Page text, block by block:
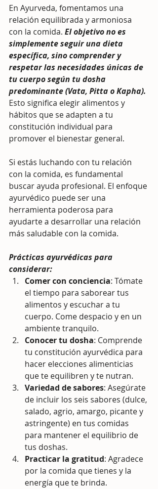
En Ayurveda, fomentamos una
relación equilibrada y armoniosa
con la comida. El objetivo no es
simplemente seguir una dieta
específica, sino comprender y
respetar las necesidades únicas de
tu cuerpo según tu dosha
predominante (Vata, Pitta o Kapha).
Esto significa elegir alimentos y
hábitos que se adapten a tu
constitución individual para
promover el bienestar general.
Si estás luchando con tu relación
con la comida, es fundamental
buscar ayuda profesional. El enfoque
ayurvédico puede ser una
herramienta poderosa para
ayudarte a desarrollar una relación
más saludable con la comida.
Prácticas ayurvédicas para
considerar:
Comer con conciencia: Tómate
el tiempo para saborear tus
alimentos y escuchar a tu
cuerpo. Come despacio y en un
ambiente tranquilo.
Conocer tu dosha: Comprende
tu constitución ayurvédica para
hacer elecciones alimenticias
que te equilibren y te nutran.
Variedad de sabores: Asegúrate
de incluir los seis sabores (dulce,
salado, agrio, amargo, picante y
astringente) en tus comidas
para mantener el equilibrio de
tus doshas.
Practicar la gratitud: Agradece
por la comida que tienes y la
energía que te brinda.